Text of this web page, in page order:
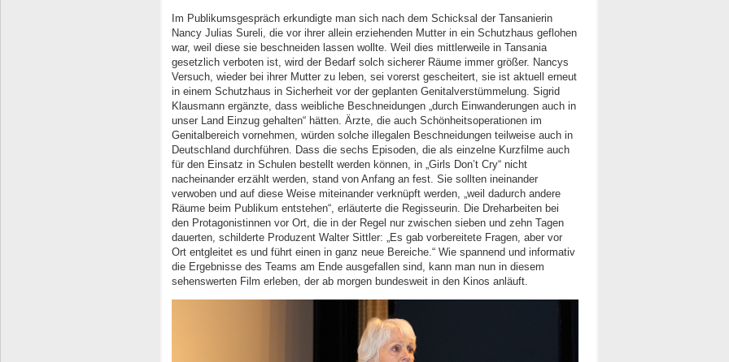
Im Publikumsgespräch erkundigte man sich nach dem Schicksal der Tansanierin
Nancy Julias Sureli, die vor ihrer allein erziehenden Mutter in ein Schutzhaus geflohen
war, weil diese sie beschneiden lassen wollte. Weil dies mittlerweile in Tansania
gesetzlich verboten ist, wird der Bedarf solch sicherer Räume immer größer. Nancys
Versuch, wieder bei ihrer Mutter zu leben, sei vorerst gescheitert, sie ist aktuell erneut
in einem Schutzhaus in Sicherheit vor der geplanten Genitalverstümmelung. Sigrid
Klausmann ergänzte, dass weibliche Beschneidungen „durch Einwanderungen auch in
unser Land Einzug gehalten“ hätten. Ärzte, die auch Schönheitsoperationen im
Genitalbereich vornehmen, würden solche illegalen Beschneidungen teilweise auch in
Deutschland durchführen. Dass die sechs Episoden, die als einzelne Kurzfilme auch
für den Einsatz in Schulen bestellt werden können, in „Girls Don’t Cry“ nicht
nacheinander erzählt werden, stand von Anfang an fest. Sie sollten ineinander
verwoben und auf diese Weise miteinander verknüpft werden, „weil dadurch andere
Räume beim Publikum entstehen“, erläuterte die Regisseurin. Die Dreharbeiten bei
den Protagonistinnen vor Ort, die in der Regel nur zwischen sieben und zehn Tagen
dauerten, schilderte Produzent Walter Sittler: „Es gab vorbereitete Fragen, aber vor
Ort entgleitet es und führt einen in ganz neue Bereiche.“ Wie spannend und informativ
die Ergebnisse des Teams am Ende ausgefallen sind, kann man nun in diesem
sehenswerten Film erleben, der ab morgen bundesweit in den Kinos anläuft.